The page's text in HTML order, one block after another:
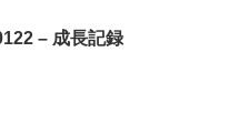
– 成長記録